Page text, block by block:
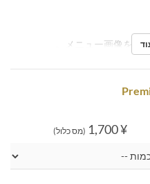
¥ 1,700 (מס כלול)